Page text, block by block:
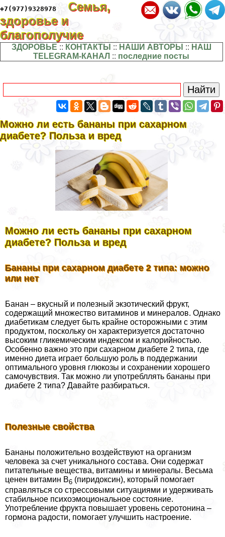
+7(977)9328978
Семья,
здоровье и
благополучие
ЗДОРОВЬЕ :: КОНТАКТЫ :: НАШИ АВТОРЫ :: НАШ
TELEGRAM-КАНАЛ :: последние посты
Можно ли есть бананы при сахарном
диабете? Польза и вред
Можно ли есть бананы при сахарном
диабете? Польза и вред
Бананы при сахарном диабете 2 типа: можно
или нет
Банан – вкусный и полезный экзотический фрукт,
содержащий множество витаминов и минералов. Однако
диабетикам следует быть крайне осторожными с этим
продуктом, поскольку он хаpaктеризуется достаточно
высоким гликемическим индексом и калорийностью.
Особенно важно это при сахарном диабете 2 типа, где
именно диета играет большую роль в поддержании
оптимального уровня глюкозы и сохранении хорошего
самочувствия. Так можно ли употрeбллять бананы при
диабете 2 типа? Давайте разбираться.
Полезные свойства
Бананы положительно воздействуют на организм
человека за счет уникального состава. Они содержат
питательные вещества, витамины и минералы. Весьма
ценен витамин В6 (пиридоксин), который помогает
справляться со стрессовыми ситуациями и удерживать
стабильное психоэмоциональное состояние.
Употрeбление фрукта повышает уровень серотонина –
гормона радости, помогает улучшить настроение.